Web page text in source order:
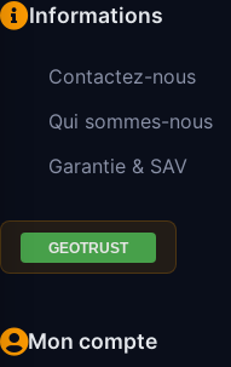
Informations
Contactez-nous
Qui sommes-nous
Garantie & SAV
Mon compte